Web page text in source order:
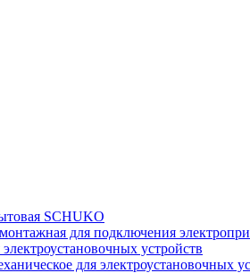
SCHUKO
для подключения
устройств
для электроустановочных